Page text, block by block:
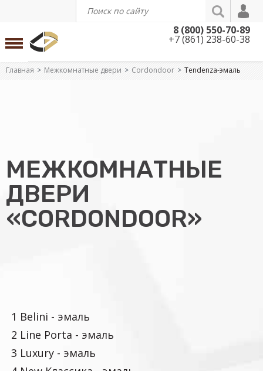
8 (800) 550-70-89
+7 (861) 238-60-38
Главная Межкомнатные двери Cordondoor Tendenza-эмаль
МЕЖКОМНАТНЫЕ
ДВЕРИ
«CORDONDOOR»
1 Belini - эмаль
2 Line Porta - эмаль
3 Luxury - эмаль